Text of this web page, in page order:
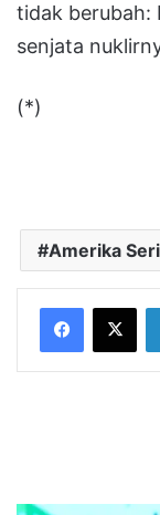
tidak berubah:
senjata
(*)
Amerika